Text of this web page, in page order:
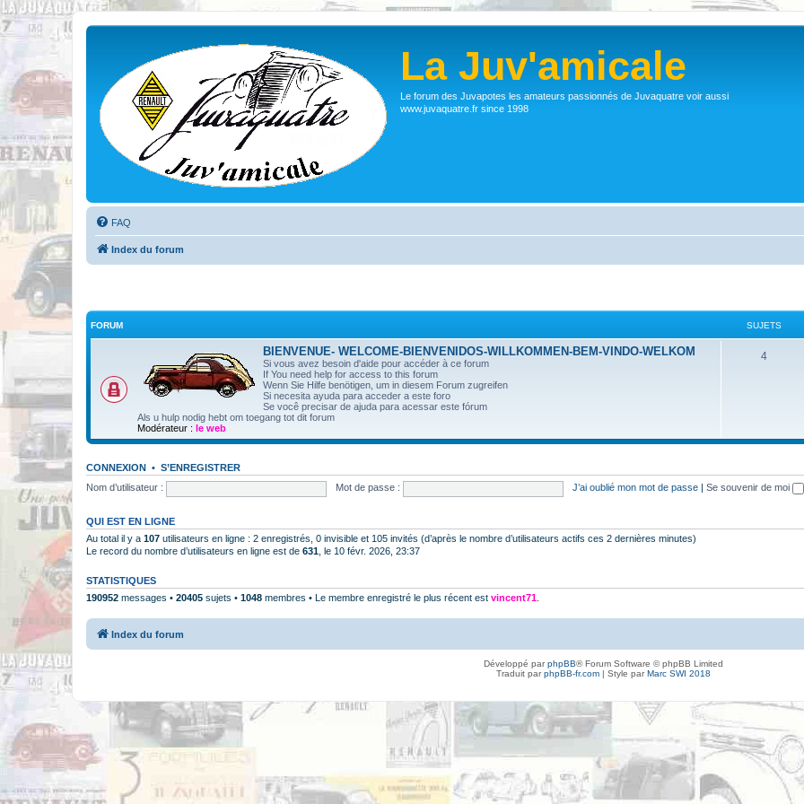
La Juv'amicale
Le forum des Juvapotes les amateurs passionnés de Juvaquatre voir aussi
www.juvaquatre.fr since 1998
FAQ
Index du forum
FORUM SUJETS
BIENVENUE- WELCOME-BIENVENIDOS-WILLKOMMEN-BEM-VINDO-WELKOM
Si vous avez besoin d'aide pour accéder à ce forum
If You need help for access to this forum
Wenn Sie Hilfe benötigen, um in diesem Forum zugreifen
Si necesita ayuda para acceder a este foro
Se você precisar de ajuda para acessar este fórum
Als u hulp nodig hebt om toegang tot dit forum
Modérateur : le web
4
CONNEXION • S’ENREGISTRER
Nom d’utilisateur :
Mot de passe : J’ai oublié mon mot de passe Se souvenir de moi
QUI EST EN LIGNE
Au total il y a 107 utilisateurs en ligne : 2 enregistrés, 0 invisible et 105 invités (d’après le nombre d’utilisateurs actifs ces 2 dernières minutes)
Le record du nombre d’utilisateurs en ligne est de 631 , le 10 févr. 2026, 23:37
STATISTIQUES
190952 messages • 20405 sujets • 1048 membres • Le membre enregistré le plus récent est vincent71
Index du forum
Développé parphpBB® Forum Software © phpBB Limited
Traduit parphpBB-fr.com| Style parMarc SWI 2018